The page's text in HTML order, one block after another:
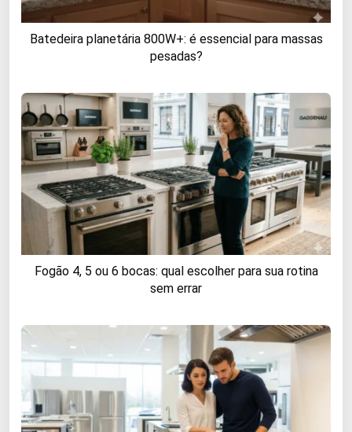
Batedeira planetária 800W+: é essencial para massas
pesadas?
Fogão 4, 5 ou 6 bocas: qual escolher para sua rotina
sem errar